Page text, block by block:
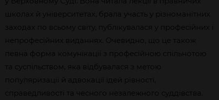
школах й університетах, брала участь у різноманітних
заходах по всьому світу, публікувалася у професійних і
непрофесійних виданнях. Очевидно, що це також
певна форма комунікації з професійною спільнотою
та суспільством, яка відбувалася з метою
популяризації й адвокації ідей рівності,
справедливості та чесного незалежного суддівства.